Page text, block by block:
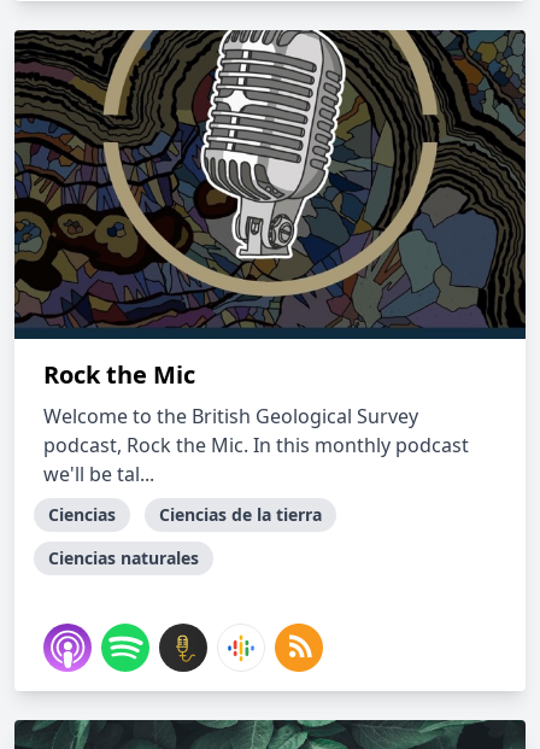
Rock the Mic
Welcome to the British Geological Survey
podcast, Rock the Mic. In this monthly podcast
we'll be tal...
Ciencias
Ciencias de la tierra
Ciencias naturales